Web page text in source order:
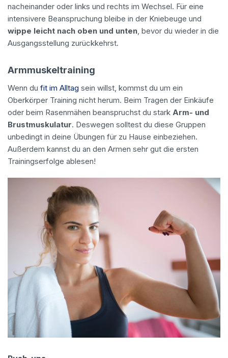
nacheinander oder links und rechts im Wechsel. Für eine
intensivere Beanspruchung bleibe in der Kniebeuge und
wippe leicht nach oben und unten, bevor du wieder in die
Ausgangsstellung zurückkehrst.
Armmuskeltraining
Wenn du fit im Alltag sein willst, kommst du um ein
Oberkörper Training nicht herum. Beim Tragen der Einkäufe
oder beim Rasenmähen beanspruchst du stark Arm- und
Brustmuskulatur. Deswegen solltest du diese Gruppen
unbedingt in deine Übungen für zu Hause einbeziehen.
Außerdem kannst du an den Armen sehr gut die ersten
Trainingserfolge ablesen!